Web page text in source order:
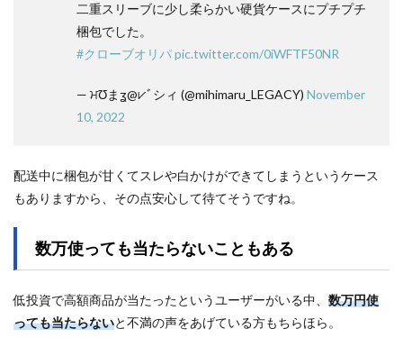
二重スリーブに少し柔らかい硬貨ケースにプチプチ
梱包でした。
#クローブオリパpic.twitter.com/0iWFTF50NR
— ਮƱまʓ@⩗ﾞシィ (@mihimaru_LEGACY) November
10, 2022
配送中に梱包が甘くてスレや白かけができてしまうというケース
もありますから、その点安心して待てそうですね。
数万使っても当たらないこともある
低投資で高額商品が当たったというユーザーがいる中、 数万円使
っても当たらないと不満の声をあげている方もちらほら。